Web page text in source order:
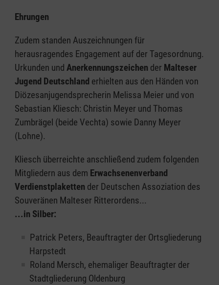
Ehrungen
Zudem standen Auszeichnungen für
herausragendes Engagement auf der Tagesordnung.
Urkunden und Anerkennungszeichen der Malteser
Jugend Deutschland erhielten aus den Händen von
Diözesanjugendsprecherin Melissa Meier und von
Sebastian Kliesch: Christin Meyer und Thomas
Zumbrägel (beide Vechta) sowie Danny Meyer
(Lohne).
Kliesch überreichte anschließend zudem folgenden
Mitgliedern aus dem Erwachsenenverband
Verdienstplaketten der Deutschen Assoziation des
Souveränen Malteser Ritterordens...
...in Silber:
Patrick Peters, Beauftragter der Ortsgliederung
Harpstedt
Roland Mersch, ehemaliger Beauftragter der
Stadtgliederung Oldenburg